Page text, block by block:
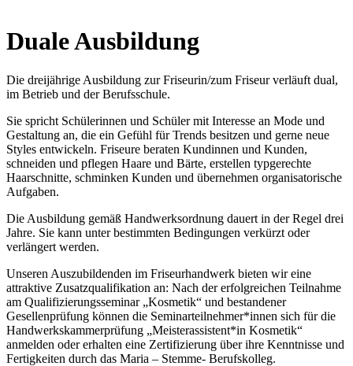
Duale Ausbildung
Die dreijährige Ausbildung zur Friseurin/zum Friseur verläuft dual,
im Betrieb und der Berufsschule.
Sie spricht Schülerinnen und Schüler mit Interesse an Mode und
Gestaltung an, die ein Gefühl für Trends besitzen und gerne neue
Styles entwickeln. Friseure beraten Kundinnen und Kunden,
schneiden und pflegen Haare und Bärte, erstellen typgerechte
Haarschnitte, schminken Kunden und übernehmen organisatorische
Aufgaben.
Die Ausbildung gemäß Handwerksordnung dauert in der Regel drei
Jahre. Sie kann unter bestimmten Bedingungen verkürzt oder
verlängert werden.
Unseren Auszubildenden im Friseurhandwerk bieten wir eine
attraktive Zusatzqualifikation an: Nach der erfolgreichen Teilnahme
am Qualifizierungsseminar „Kosmetik“ und bestandener
Gesellenprüfung können die Seminarteilnehmer*innen sich für die
Handwerkskammerprüfung „Meisterassistent*in Kosmetik“
anmelden oder erhalten eine Zertifizierung über ihre Kenntnisse und
Fertigkeiten durch das Maria – Stemme- Berufskolleg.